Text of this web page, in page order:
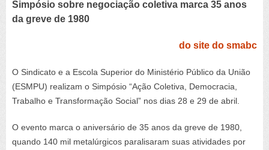
Simpósio sobre negociação coletiva marca 35 anos
da greve de 1980
do site do smabc
O Sindicato e a Escola Superior do Ministério Público da União
(ESMPU) realizam o Simpósio “Ação Coletiva, Democracia,
Trabalho e Transformação Social” nos dias 28 e 29 de abril.
O evento marca o aniversário de 35 anos da greve de 1980,
quando 140 mil metalúrgicos paralisaram suas atividades por